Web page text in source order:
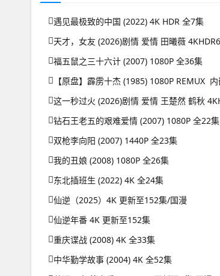
遇见最极致的中国 (2022) 4K HDR 全7集
福五鼠之三十六计 (2007) 1080P 全36集
钻石王老五的艰难爱情 (2007) 1080P 全22集
双枪李向阳 (2007) 1440P 全23集
我的丑娘 (2008) 1080P 全26集
东北插班生 (2022) 4K 全24集
仙逆（2025）4K 更新至152集/国漫
仙逆年番 4K 更新至152集
重庆谍战 (2008) 4K 全33集
中华勤学故事 (2004) 4K 全52集